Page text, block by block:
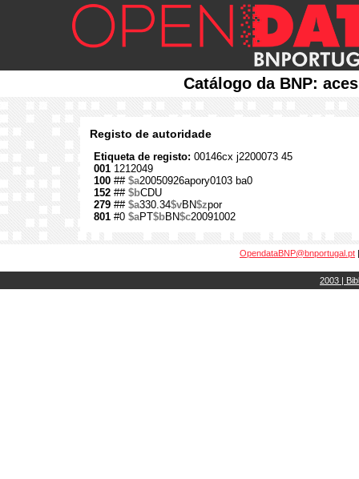
Catálogo da BNP:
Registo de autoridade
Etiqueta de registo: 00146cx j2200073 45
001 1212049
100 ## $a20050926apory0103 ba0
152 ## $bCDU
279 ## $a330.34$vBN$zpor
801 #0 $aPT$bBN$c20091002
OpendataBNP@bnportugal.pt
2003 |